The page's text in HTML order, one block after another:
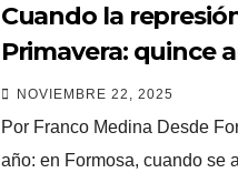
Cuando la
Primavera: quince
asesinato del
López en Formosa
NOVIEMBRE 22, 2025
Por Franco Medina Desde
año: en Formosa, cuando se